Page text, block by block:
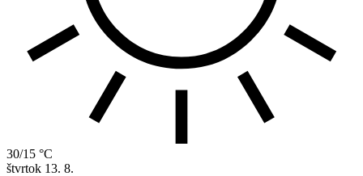
30/15 °C
štvrtok 13. 8.